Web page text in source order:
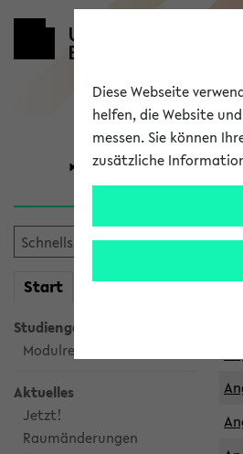
Universität
Start meineKVV
Studiengangsauswahl
Modulrecherche
Aktuelles
Jetzt!
Raumänderungen
Diese Webseite
helfen, die Website
messen. Sie können
zusätzliche